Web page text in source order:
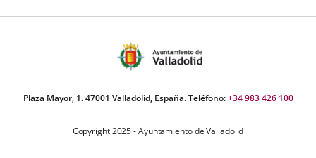
Plaza Mayor, 1. 47001 Valladolid, España. Teléfono:+34 983 426 100
Copyright 2025 - Ayuntamiento de Valladolid